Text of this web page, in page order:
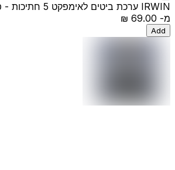
IRWIN ערכת ביטים לאימפקט 5 חתיכות - פיליפס/פוזי/טורקס
מ-
Add